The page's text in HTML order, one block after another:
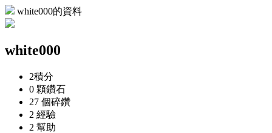
white000的資料
white000
2積分
0 顆鑽石
27 個碎鑽
2 經驗
2 幫助